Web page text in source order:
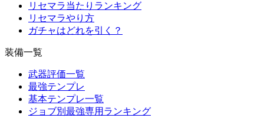
リセマラ当たりランキング
リセマラやり方
ガチャはどれを引く？
装備一覧
武器評価一覧
最強テンプレ
基本テンプレ一覧
ジョブ別最強専用ランキング